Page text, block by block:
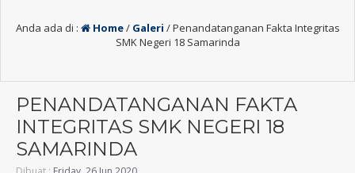
Anda ada di : Home/ Galeri /Penandatanganan Fakta Integritas
SMK Negeri 18 Samarinda
PENANDATANGANAN FAKTA
INTEGRITAS SMK NEGERI 18
SAMARINDA